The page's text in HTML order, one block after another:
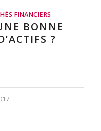
FINANCIERS
BONNE
?